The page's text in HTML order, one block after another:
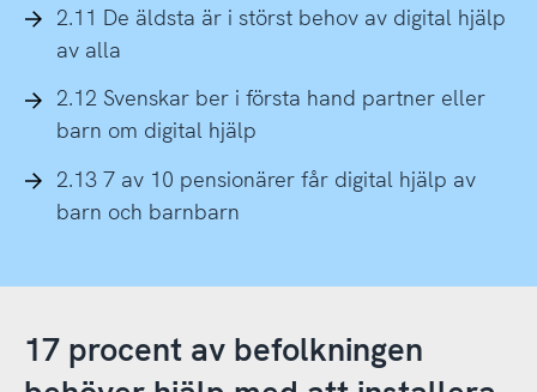
2.11 De äldsta är i störst behov av digital hjälp
av alla
2.12 Svenskar ber i första hand partner eller
barn om digital hjälp
2.13 7 av 10 pensionärer får digital hjälp av
barn och barnbarn
17 procent av befolkningen